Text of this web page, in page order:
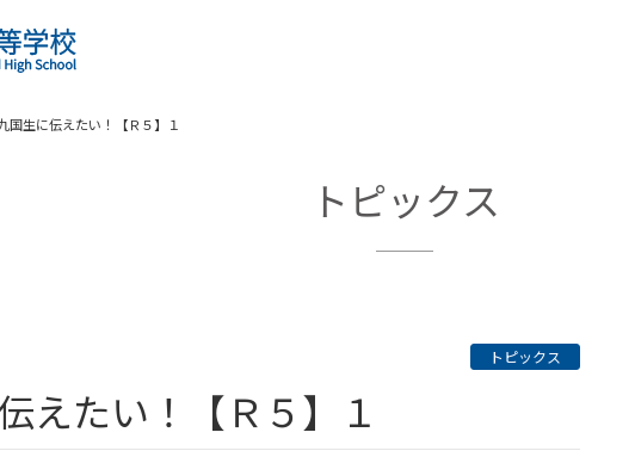
国生に伝えたい！【Ｒ５】１
トピックス
トピックス
伝えたい！【Ｒ５】１